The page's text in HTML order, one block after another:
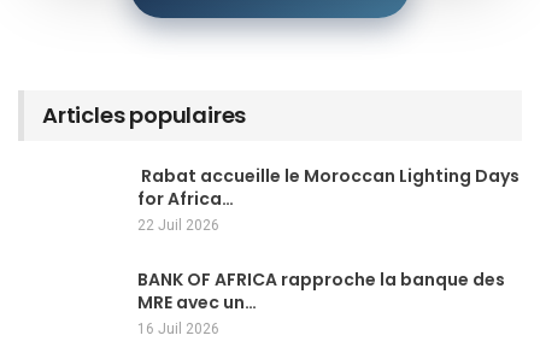
Articles populaires
Rabat accueille le Moroccan Lighting Days
for Africa…
22 Juil 2026
BANK OF AFRICA rapproche la banque des
MRE avec un…
16 Juil 2026